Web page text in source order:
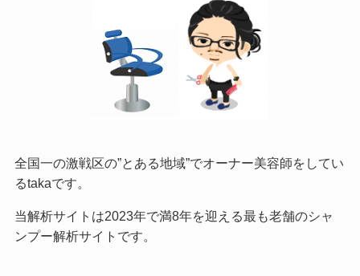
全国一の激戦区の”とある地域”でオーナー美容師をしてい
るtakaです。
当解析サイトは2023年で満8年を迎える最も老舗のシャ
ンプー解析サイトです。